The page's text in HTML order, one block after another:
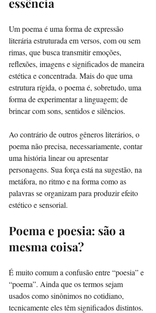
Um poema é uma forma de expressão
literária estruturada em versos, com ou sem
rimas, que busca transmitir emoções,
reflexões, imagens e significados de maneira
estética e concentrada. Mais do que uma
estrutura rígida, o poema é, sobretudo, uma
forma de experimentar a linguagem; de
brincar com sons, sentidos e silêncios.
Ao contrário de outros gêneros literários, o
poema não precisa, necessariamente, contar
uma história linear ou apresentar
personagens. Sua força está na sugestão, na
metáfora, no ritmo e na forma como as
palavras se organizam para produzir efeito
estético e sensorial.
Poema e poesia: são a
mesma coisa?
É muito comum a confusão entre “poesia” e
“poema”. Ainda que os termos sejam
usados como sinônimos no cotidiano,
tecnicamente eles têm significados distintos.